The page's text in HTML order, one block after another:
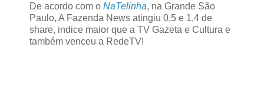
De acordo com o NaTelinha, na Grande São
Paulo, A Fazenda News atingiu 0,5 e 1,4 de
share, indice maior que a TV Gazeta e Cultura e
também venceu a RedeTV!